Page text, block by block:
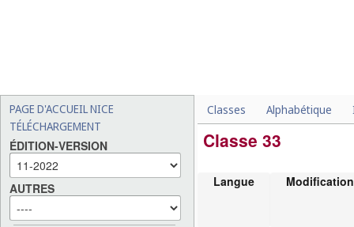
PAGE D'ACCUEIL NICE
TÉLÉCHARGEMENT
ÉDITION-VERSION
AUTRES
Classes Alphabétique
Classe 33
Langue Modification